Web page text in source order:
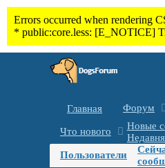
Главная Форум
Что нового
Новые
Пользователи